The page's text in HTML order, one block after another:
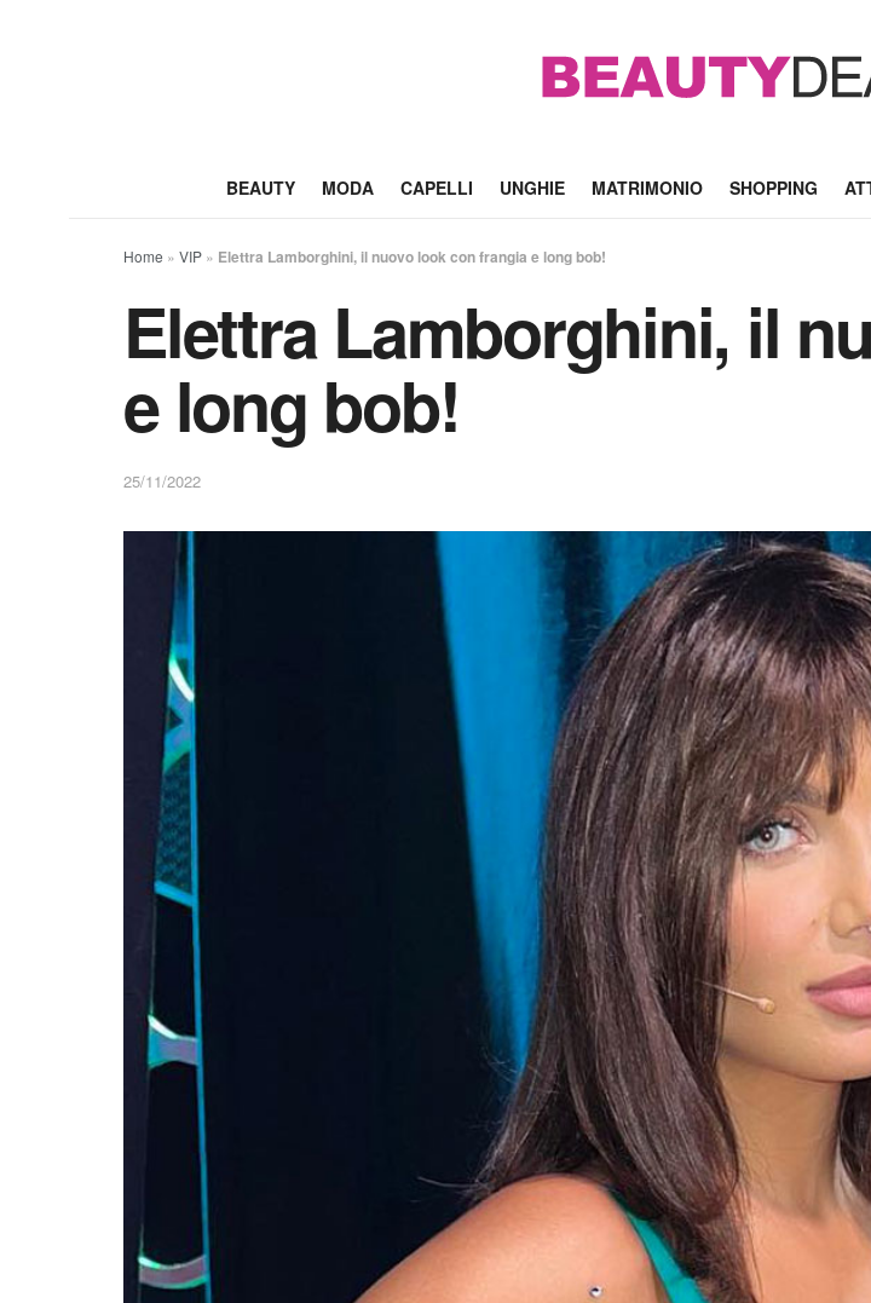
BEAUTY MODA CAPELLI UNGHIE MATRIMONIO SHOPPING
Home » VIP » Elettra Lamborghini, il nuovo look con frangia e long bob!
Elettra Lamborghini, il
e long bob!
25/11/2022